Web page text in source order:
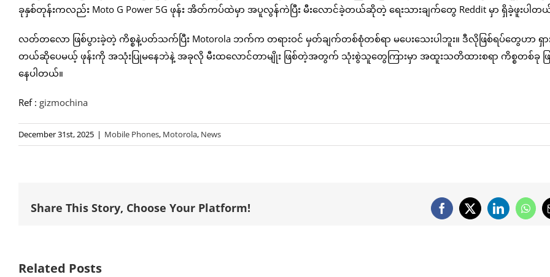
ခုနှစ်တုန်းကလည်း Moto G Power 5G ဖုန်း အိတ်ကပ်ထဲမှာ အပူလွန်ကဲပြီး မီးလောင်ခဲ့တယ်ဆိုတဲ့ ရေးသားချက်တွေ Reddit မှာ ရှိခဲ့ဖူးပါတ
လတ်တလော ဖြစ်ပွားခဲ့တဲ့ ကိစ္စနဲ့ပတ်သက်ပြီး Motorola ဘက်က တရားဝင် မှတ်ချက်တစ်စုံတစ်ရာ မပေးသေးပါဘူး။ ဒီလိုဖြစ်ရပ်တွေဟာ ရှား
တယ်ဆိုပေမယ့် ဖုန်းကို အသုံးပြုမနေဘဲနဲ့ အခုလို မီးထလောင်တာမျိုး ဖြစ်တဲ့အတွက် သုံးစွဲသူတွေကြားမှာ အထူးသတိထားစရာ ကိစ္စတစ်ခု ဖ
နေပါတယ်။
Ref : gizmochina
December 31st, 2025 | Mobile Phones, Motorola, News
Share This Story, Choose Your Platform! Facebook
X LinkedIn
Related Posts